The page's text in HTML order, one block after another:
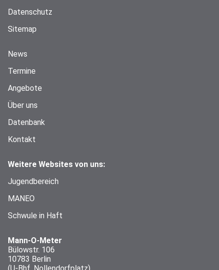
Datenschutz
Sitemap
News
Termine
Angebote
Über uns
Datenbank
Kontakt
Weitere Websites von uns:
Jugendbereich
MANEO
Schwule in Haft
Mann-O-Meter
Bülowstr. 106
10783 Berlin